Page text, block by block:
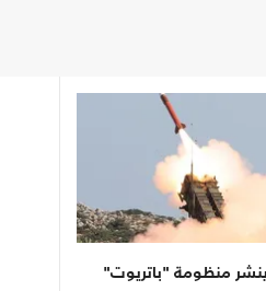
ينشر منظومة "باتريوت"